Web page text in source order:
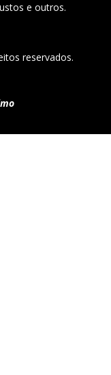
e outros.
reservados.